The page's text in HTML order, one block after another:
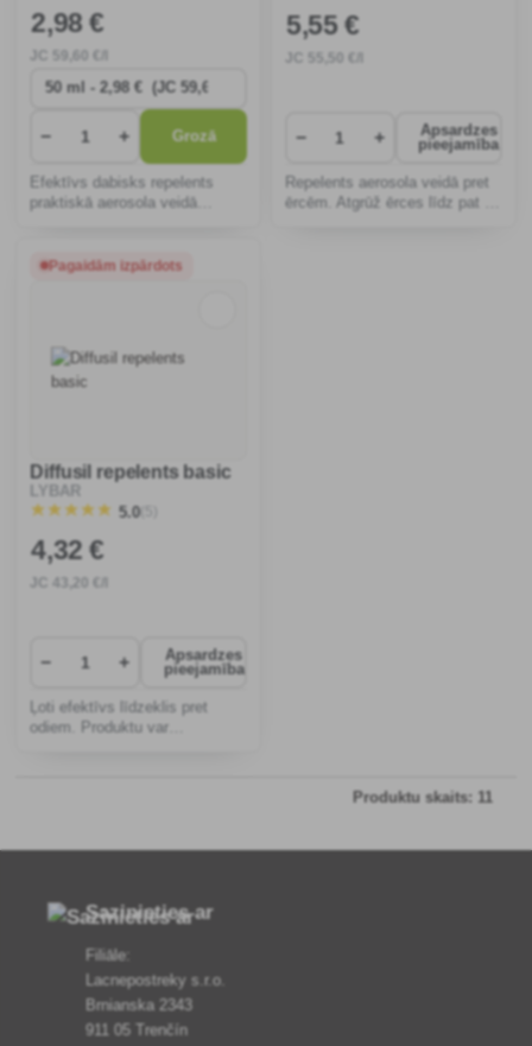
2,98 €
,60 €/l
− + Grozā
Efektīvs dabisks repelents
praktiskā aerosola veidā
sastāvdaļas, piemērots visai
5,55 €
,50 €/l
− +
Apsardzes
pieejamība
Repelents aerosola veidā pret
ērcēm. Atgrūž ērces līdz pat 8
Pagaidām izpārdots
Diffusil repelents basic
LYBAR
5.0(5)
4,32 €
43 ,20 €/l
− +
Apsardzes
pieejamība
Ļoti efektīvs līdzeklis pret
odiem. Produktu var
Produktu skaits: 11
Sazinieties ar
Filiāle:
Lacnepostreky s.r.o.
Brnianska 2343
911 05 Trenčín